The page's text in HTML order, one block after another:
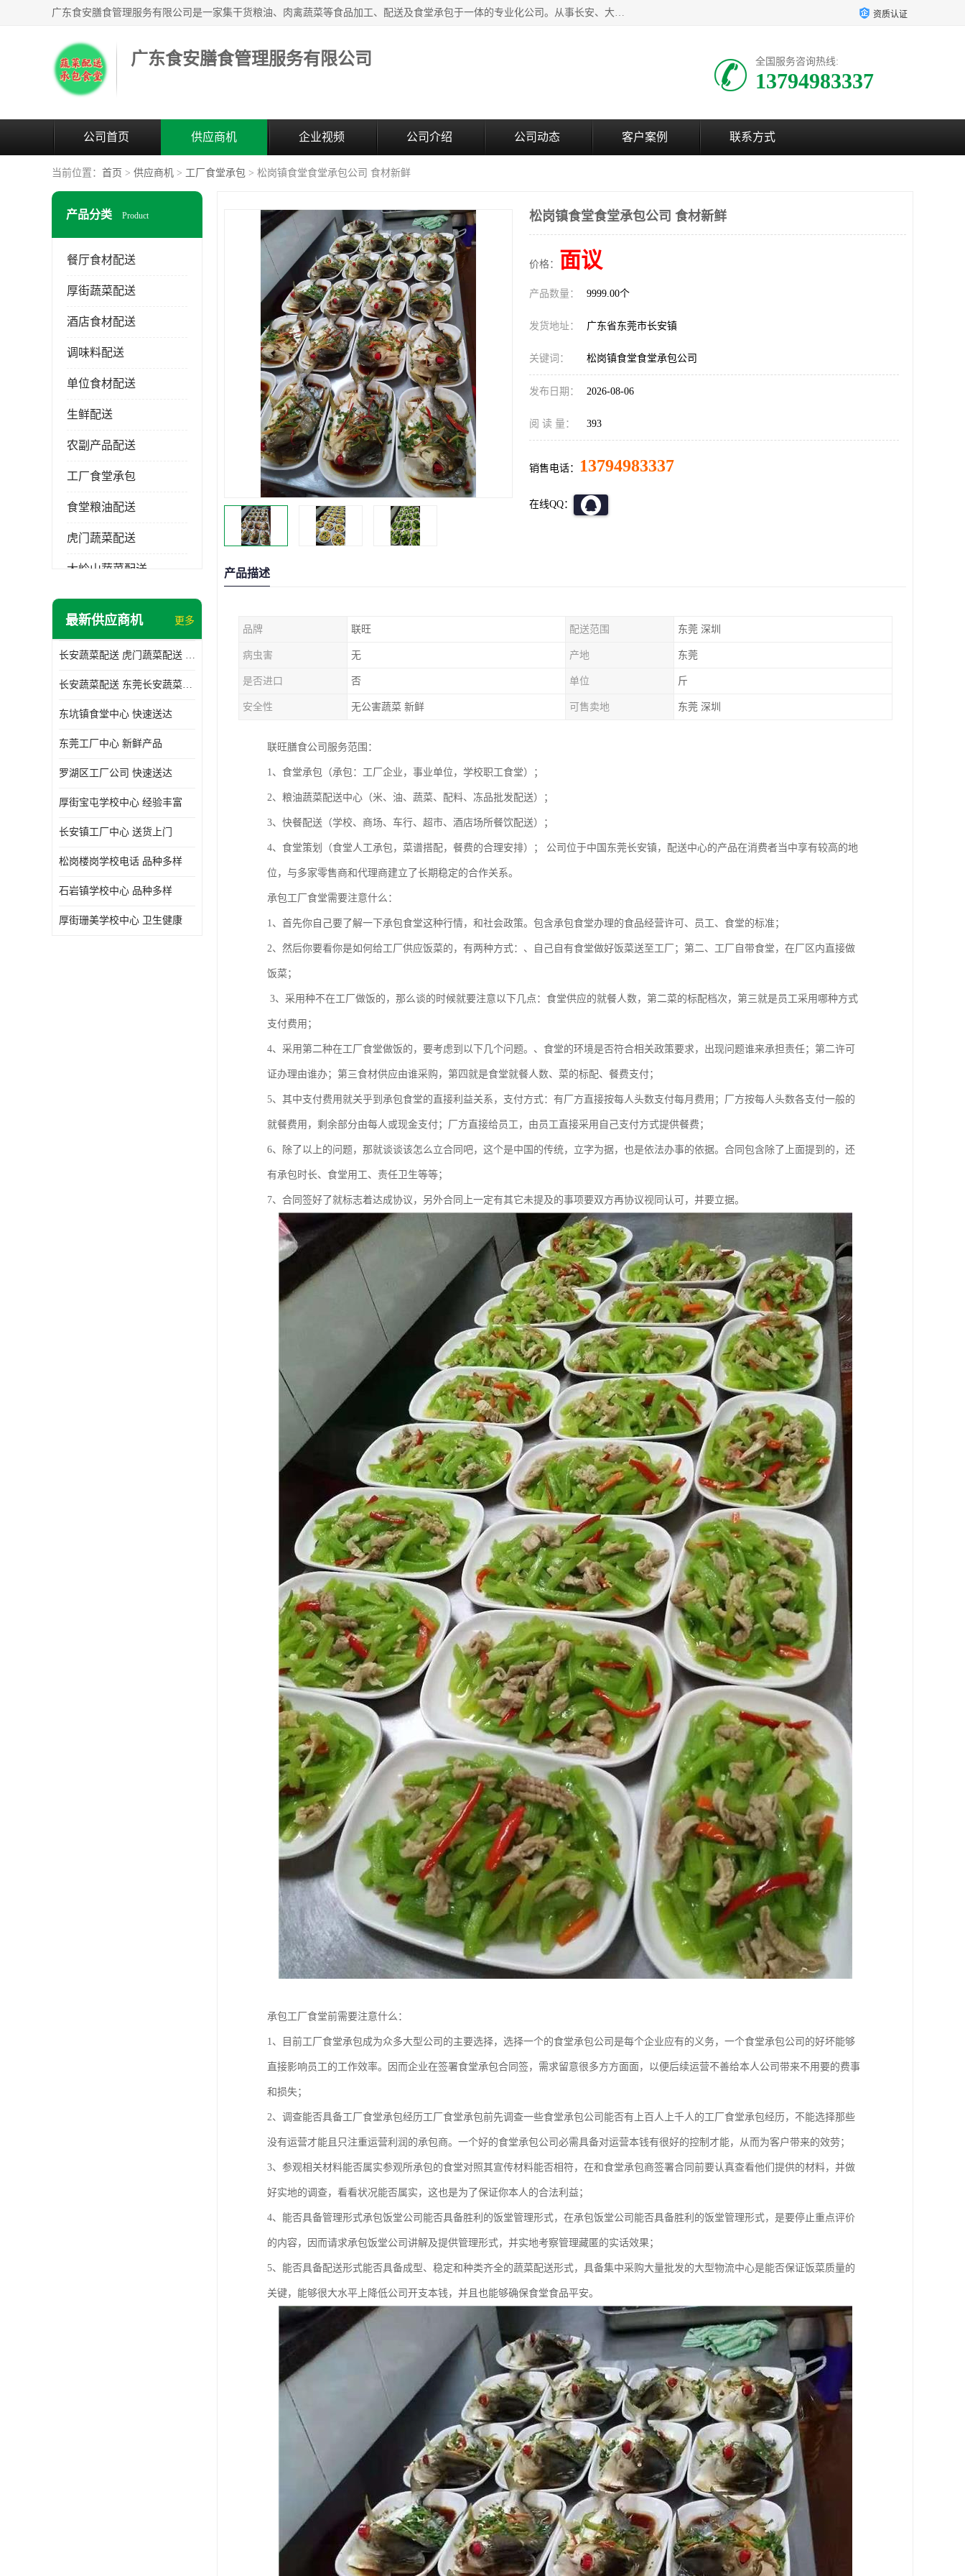
广东食安膳食管理服务有限公司是一家集干货粮油、肉禽蔬菜等食品加工、配送及食堂承包于一体的专业化公司。从事长安、大朗、大岭山、厚街、虎门等地区的蔬菜配送服务。 专业的服务队伍，以及完善的服务机制，经过多年的努力拼搏，赢得了广大客户的信赖和支持。 资质认证
广东食安膳食管理服务有限公司 全国服务咨询热线:
13794983337
公司首页 供应商机 企业视频 公司介绍 公司动态 客户案例 联系方式
当前位置： 首页 > 供应商机 > 工厂食堂承包 > 松岗镇食堂食堂承包公司 食材新鲜
产品分类 Product
餐厅食材配送
厚街蔬菜配送
酒店食材配送
调味料配送
单位食材配送
生鲜配送
农副产品配送
工厂食堂承包
食堂粮油配送
虎门蔬菜配送
大岭山蔬菜配送
长安蔬菜配送
最新供应商机 更多
长安蔬菜配送 虎门蔬菜配送 厚街蔬菜配送 大朗蔬菜配送
长安蔬菜配送 东莞长安蔬菜配送哪家好
东坑镇食堂中心 快速送达
东莞工厂中心 新鲜产品
罗湖区工厂公司 快速送达
厚街宝屯学校中心 经验丰富
长安镇工厂中心 送货上门
松岗楼岗学校电话 品种多样
石岩镇学校中心 品种多样
厚街珊美学校中心 卫生健康
松岗镇食堂食堂承包公司 食材新鲜
价格： 面议
产品数量： 9999.00个
发货地址： 广东省东莞市长安镇
关键词： 松岗镇食堂食堂承包公司
发布日期： 2026-08-06
阅 读 量： 393
销售电话： 13794983337
在线QQ：
产品描述
品牌 联旺 配送范围 东莞 深圳
病虫害 无 产地 东莞
是否进口 否 单位 斤
安全性 无公害蔬菜 新鲜 可售卖地 东莞 深圳
联旺膳食公司服务范围：
1、食堂承包（承包：工厂企业，事业单位，学校职工食堂）；
2、粮油蔬菜配送中心（米、油、蔬菜、配料、冻品批发配送）；
3、快餐配送（学校、商场、车行、超市、酒店场所餐饮配送）；
4、食堂策划（食堂人工承包，菜谱搭配，餐费的合理安排）； 公司位于中国东莞长安镇，配送中心的产品在消费者当中享有较高的地
位，与多家零售商和代理商建立了长期稳定的合作关系。
承包工厂食堂需要注意什么：
1、首先你自己要了解一下承包食堂这种行情，和社会政策。包含承包食堂办理的食品经营许可、员工、食堂的标准；
2、然后你要看你是如何给工厂供应饭菜的，有两种方式：、自己自有食堂做好饭菜送至工厂；第二、工厂自带食堂，在厂区内直接做
饭菜；
3、采用种不在工厂做饭的，那么谈的时候就要注意以下几点：食堂供应的就餐人数，第二菜的标配档次，第三就是员工采用哪种方式
支付费用；
4、采用第二种在工厂食堂做饭的，要考虑到以下几个问题。、食堂的环境是否符合相关政策要求，出现问题谁来承担责任；第二许可
证办理由谁办；第三食材供应由谁采购，第四就是食堂就餐人数、菜的标配、餐费支付；
5、其中支付费用就关乎到承包食堂的直接利益关系，支付方式：有厂方直接按每人头数支付每月费用；厂方按每人头数各支付一般的
就餐费用，剩余部分由每人或现金支付；厂方直接给员工，由员工直接采用自己支付方式提供餐费；
6、除了以上的问题，那就谈谈该怎么立合同吧，这个是中国的传统，立字为据，也是依法办事的依据。合同包含除了上面提到的，还
有承包时长、食堂用工、责任卫生等等；
7、合同签好了就标志着达成协议，另外合同上一定有其它未提及的事项要双方再协议视同认可，并要立据。
承包工厂食堂前需要注意什么：
1、目前工厂食堂承包成为众多大型公司的主要选择，选择一个的食堂承包公司是每个企业应有的义务，一个食堂承包公司的好坏能够
直接影响员工的工作效率。因而企业在签署食堂承包合同签，需求留意很多方方面面，以便后续运营不善给本人公司带来不用要的费事
和损失；
2、调查能否具备工厂食堂承包经历工厂食堂承包前先调查一些食堂承包公司能否有上百人上千人的工厂食堂承包经历，不能选择那些
没有运营才能且只注重运营利润的承包商。一个好的食堂承包公司必需具备对运营本钱有很好的控制才能，从而为客户带来的效劳；
3、参观相关材料能否属实参观所承包的食堂对照其宣传材料能否相符，在和食堂承包商签署合同前要认真查看他们提供的材料，并做
好实地的调查，看看状况能否属实，这也是为了保证你本人的合法利益；
4、能否具备管理形式承包饭堂公司能否具备胜利的饭堂管理形式，在承包饭堂公司能否具备胜利的饭堂管理形式，是要停止重点评价
的内容，因而请求承包饭堂公司讲解及提供管理形式，并实地考察管理藏匿的实话效果；
5、能否具备配送形式能否具备成型、稳定和种类齐全的蔬菜配送形式，具备集中采购大量批发的大型物流中心是能否保证饭菜质量的
关键，能够很大水平上降低公司开支本钱，并且也能够确保食堂食品平安。